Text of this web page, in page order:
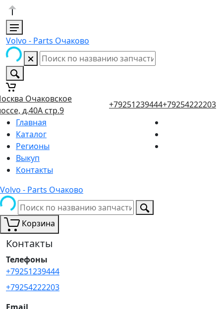
Volvo - Parts Очаково
Очаковское
д.40А стр.9
+79251239444+79254222203
Главная
Каталог
Регионы
Выкуп
Контакты
Volvo - Parts Очаково
Корзина
Контакты
Телефоны
+79251239444
+79254222203